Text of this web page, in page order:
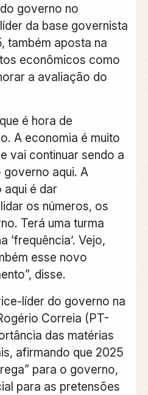
governo no
da base governista
também aposta na
econômicos como
a avaliação do
é hora de
A economia é muito
vai continuar sendo a
aqui. A
é dar
os números, os
Terá uma turma
‘frequência’. Vejo,
esse novo
disse.
líder do governo na
Correia (PT-
das matérias
afirmando que 2025
para o governo,
para as pretensões